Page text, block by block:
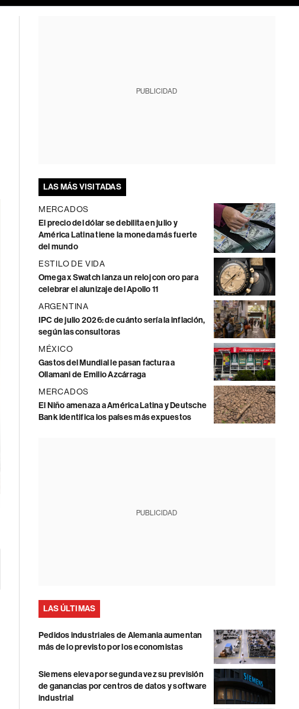
PUBLICIDAD
LAS MÁS VISITADAS
MERCADOS
El precio del dólar se debilita en julio y
América Latina tiene la moneda más fuerte
del mundo
ESTILO DE VIDA
Omega x Swatch lanza un reloj con oro para
celebrar el alunizaje del Apollo 11
ARGENTINA
IPC de julio 2026: de cuánto sería la inflación,
según las consultoras
MÉXICO
Gastos del Mundial le pasan factura a
Ollamani de Emilio Azcárraga
MERCADOS
El Niño amenaza a América Latina y Deutsche
Bank identifica los países más expuestos
PUBLICIDAD
LAS ÚLTIMAS
Pedidos industriales de Alemania aumentan
más de lo previsto por los economistas
Siemens eleva por segunda vez su previsión
de ganancias por centros de datos y software
industrial